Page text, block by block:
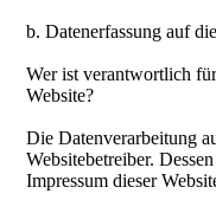
b. Datenerfassung auf
Wer ist verantwortlich
Website?
Die Datenverarbeitung
Websitebetreiber.
Impressum dieser